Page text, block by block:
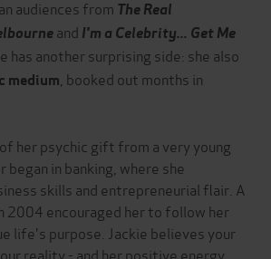
audiences from TheReal
and I'm a Celebrity... Get Me
has another surprising side: she also
medium , booked out months in
her psychic gift from a very young
began in banking, where she
skills and entrepreneurial flair. A
2004 encouraged her to follow her
life's purpose. Jackie believes your
reality - and her positive energy